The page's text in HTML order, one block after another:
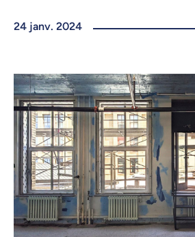
24 janv. 2024